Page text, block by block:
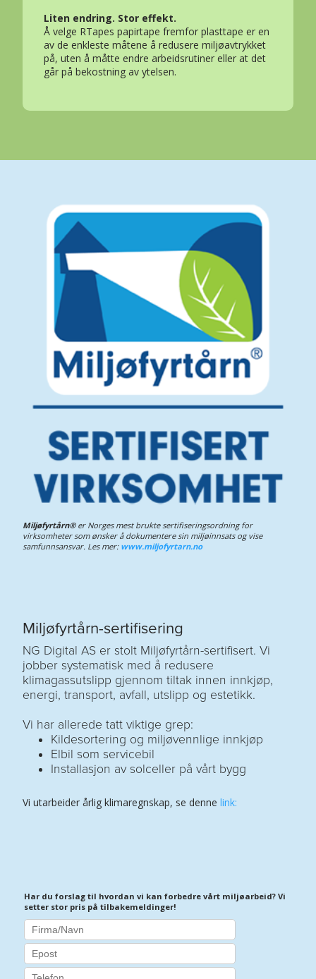
Liten endring. Stor effekt.
Å velge RTapes papirtape fremfor plasttape er en
av de enkleste måtene å redusere miljøavtrykket
på, uten å måtte endre arbeidsrutiner eller at det
går på bekostning av ytelsen.
Miljøfyrtårn®er Norges mest brukte sertifiseringsordning for
virksomheter som ønsker å dokumentere sin miljøinnsats og vise
samfunnsansvar. Les mer: www.miljofyrtarn.no
Miljøfyrtårn-sertifisering
NG Digital AS er stolt Miljøfyrtårn-sertifisert. Vi
jobber systematisk med å redusere
klimagassutslipp gjennom tiltak innen innkjøp,
energi, transport, avfall, utslipp og estetikk.
Vi har allerede tatt viktige grep:
Kildesortering og miljøvennlige innkjøp
Elbil som servicebil
Installasjon av solceller på vårt bygg
Vi utarbeider årlig klimaregnskap, se denne link:
Har du forslag til hvordan vi kan forbedre vårt miljøarbeid? Vi
setter stor pris på tilbakemeldinger!